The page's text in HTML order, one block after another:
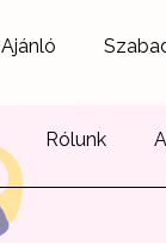
Ajánló
Rólunk